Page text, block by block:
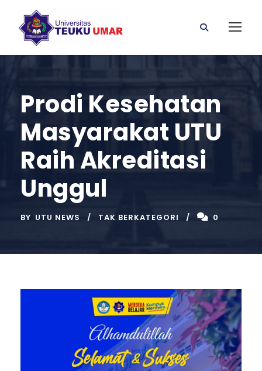
Prodi Kesehatan
Masyarakat UTU
Raih Akreditasi
Unggul
BY UTU NEWS TAK BERKATEGORI 0